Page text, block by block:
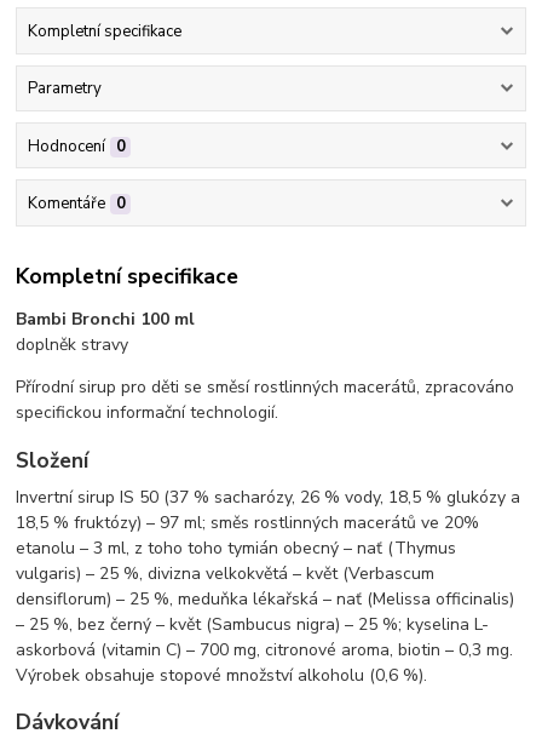
Kompletní specifikace
Parametry
Hodnocení 0
Komentáře 0
Kompletní specifikace
Bambi Bronchi 100 ml
doplněk stravy
Přírodní sirup pro děti se směsí rostlinných macerátů, zpracováno
specifickou informační technologií.
Složení
Invertní sirup IS 50 (37 % sacharózy, 26 % vody, 18,5 % glukózy a
18,5 % fruktózy) – 97 ml; směs rostlinných macerátů ve 20%
etanolu – 3 ml, z toho toho tymián obecný – nať (Thymus
vulgaris) – 25 %, divizna velkokvětá – květ (Verbascum
densiflorum) – 25 %, meduňka lékařská – nať (Melissa officinalis)
– 25 %, bez černý – květ (Sambucus nigra) – 25 %; kyselina L-
askorbová (vitamin C) – 700 mg, citronové aroma, biotin – 0,3 mg.
Výrobek obsahuje stopové množství alkoholu (0,6 %).
Dávkování